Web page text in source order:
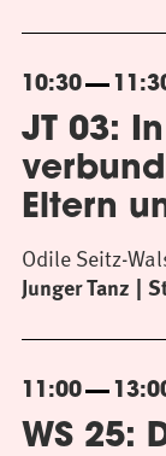
10:30
JT 03:
Eltern
Junger Tanz
Odile Seitz-
11:00
WS 25: